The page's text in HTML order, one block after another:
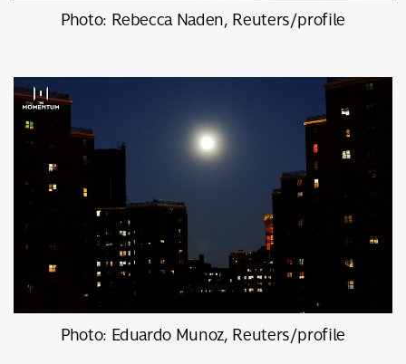
Photo: Rebecca Naden, Reuters/profile
Photo: Eduardo Munoz, Reuters/profile